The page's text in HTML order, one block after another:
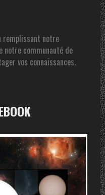
remplissant notre
notre communauté de
vos connaissances.